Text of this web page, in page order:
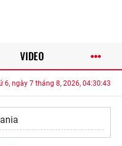
lồi thì ngọt, người bán mách
6, ngày 7 tháng 8, 2026, 04:30:44
VIDEO